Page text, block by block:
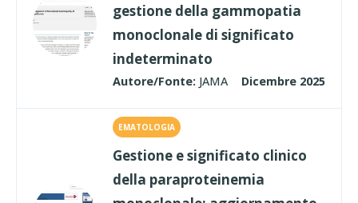
gestione della gammopatia
monoclonale di significato
indeterminato
Autore/Fonte: JAMA Dicembre 2025
EMATOLOGIA
Gestione e significato clinico
della paraproteinemia